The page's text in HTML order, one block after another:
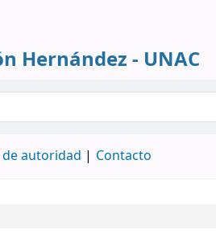
Hernández - UNAC
autoridad Contacto